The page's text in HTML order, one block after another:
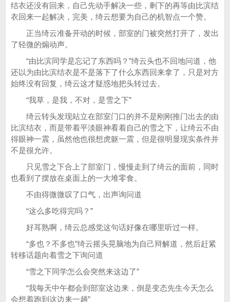
结衣还没有回来，自己先动手解决一些，剩下的再等由比滨结
衣回来一起解决，完美，绮云想要为自己的机智点一个赞。
正当绮云准备开动的时候，部室的门被突然打开了，发出
了轻微的煽动声。
“由比滨同学是忘记了东西吗？”绮云头也不回地问道，他
还以为由比滨结衣是不是落下了什么东西回来拿了，只是对方
始终没有回复，绮云这才疑惑地把头转过去。
“我草，是我，不对，是雪之下”
绮云转头发现站立在部室门口的并不是刚刚推门出去的由
比滨结衣，而是带着平淡眼神看着自己的雪之下，让绮云不由
得眼神一震，虽然他也很想虎躯一震，但是很明显现实条件并
不是很允许。
只见雪之下合上了部室门，慢慢走到了绮云的面前，同时
也看到了摆放在桌面上的一大堆零食。
不由得微微叹了口气，出声询问道
“这么多吃得完吗？”
好耳熟啊，绮云总感觉这句话好像在哪里听过一样。
“多也？不多也”绮云摇头晃脑地为自己辩解道，然后赶紧
转移话题向着雪之下询问道
“雪之下同学怎么会突然来这边了”
“我每天中午都会到部室这边来，倒是变态先生今天怎么
会想着跑到这边来一趟”